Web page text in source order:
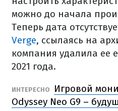
можно до начала
Теперь дата
Verge, ссылаясь на
компания удалила ее
2021 года.
ИНТЕРЕСНО
Игровой
Odyssey Neo G9 –